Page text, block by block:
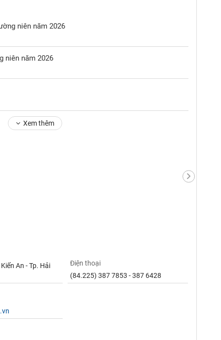
niên năm 2026
niên năm 2026
Xem thêm
An - Tp. Hải
Điện thoại
(84.225) 387 7853 - 387 6428